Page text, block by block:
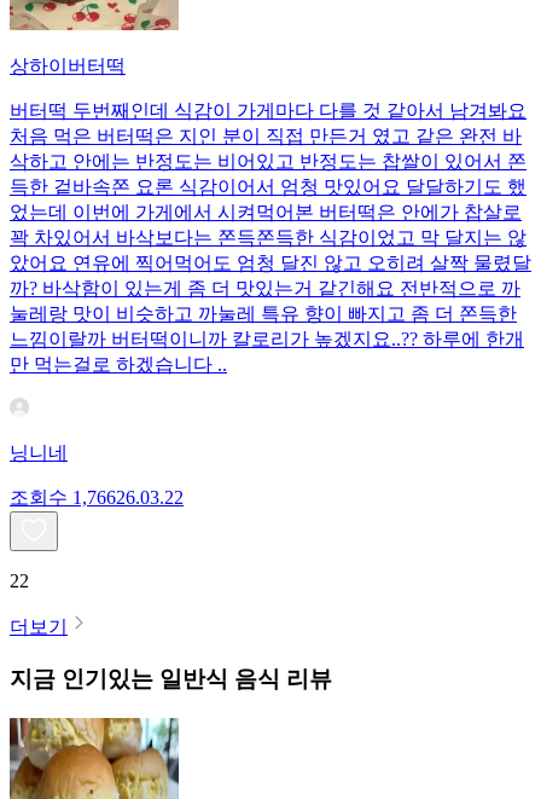
상하이버터떡
버터떡 두번째인데 식감이 가게마다 다를 것 같아서 남겨봐요
처음 먹은 버터떡은 지인 분이 직접 만든거 였고 같은 완전 바
삭하고 안에는 반정도는 비어있고 반정도는 찹쌀이 있어서 쫀
득한 겉바속쫀 요론 식감이어서 엄청 맛있어요 달달하기도 했
었는데 이번에 가게에서 시켜먹어본 버터떡은 안에가 찹살로
꽉 차있어서 바삭보다는 쫀득쫀득한 식감이었고 막 달지는 않
았어요 연유에 찍어먹어도 엄청 달진 않고 오히려 살짝 물렸달
까? 바삭함이 있는게 좀 더 맛있는거 같긴해요 전반적으로 까
눌레랑 맛이 비슷하고 까눌레 특유 향이 빠지고 좀 더 쫀득한
느낌이랄까 버터떡이니까 칼로리가 높겠지요..?? 하루에 한개
만 먹는걸로 하겠습니다 ..
닝니네
조회수 1,76626.03.22
22
더보기
지금 인기있는 일반식 음식 리뷰